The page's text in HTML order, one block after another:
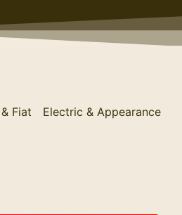
Fiat Electric & Appearance